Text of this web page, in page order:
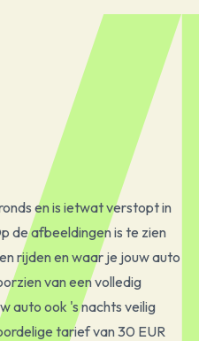
en is ietwat verstopt in
de afbeeldingen is te zien
rijden en waar je jouw auto
van een volledig
auto ook 's nachts veilig
tarief van 30 EUR